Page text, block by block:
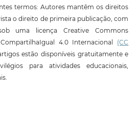
termos: Autores mantêm os direitos
o direito de primeira publicação, com
uma licença Creative Commons
4.0 Internacional (CC
estão disponíveis gratuitamente e
para atividades educacionais,